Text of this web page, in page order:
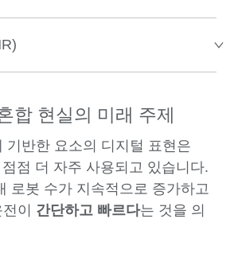
합 현실의 미래 주제
기반한 요소의 디지털 표현은
점 더 자주 사용되고 있습니다.
로봇 수가 지속적으로 증가하고
이 간단하고 빠르다는 것을 의